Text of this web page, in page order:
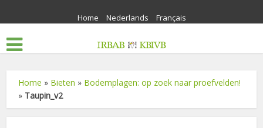
Home Nederlands Français
Home » Bieten » Bodemplagen: op zoek naar proefvelden!
» Taupin_v2